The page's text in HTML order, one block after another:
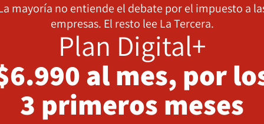
mayoría no entiende el debate por el impuesto a
empresas. El resto lee La Tercera.
Plan Digital+
al mes, por
3 primeros meses